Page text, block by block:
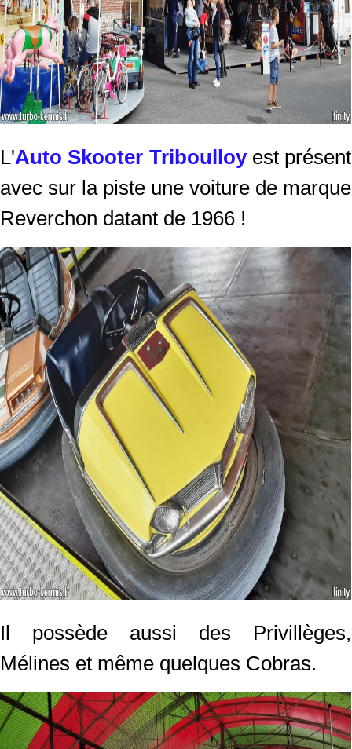
L'Auto Skooter Triboulloyest présent
avec sur la piste une voiture de marque
Reverchon datant de 1966 !
Il possède aussi des Privillèges,
Mélines et même quelques Cobras.